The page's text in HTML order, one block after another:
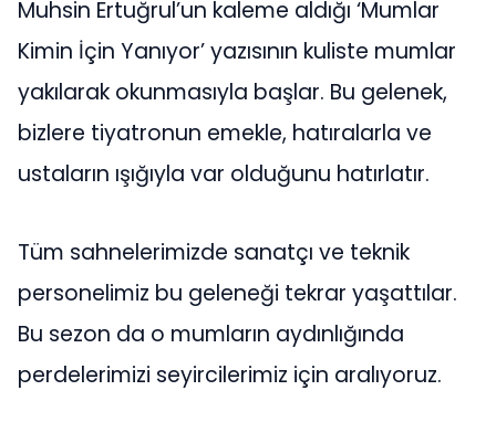
Muhsin Ertuğrul’un kaleme aldığı ‘Mumlar
Kimin İçin Yanıyor’ yazısının kuliste mumlar
yakılarak okunmasıyla başlar. Bu gelenek,
bizlere tiyatronun emekle, hatıralarla ve
ustaların ışığıyla var olduğunu hatırlatır.
Tüm sahnelerimizde sanatçı ve teknik
personelimiz bu geleneği tekrar yaşattılar.
Bu sezon da o mumların aydınlığında
perdelerimizi seyircilerimiz için aralıyoruz.